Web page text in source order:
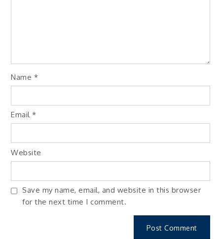
Name *
Email*
Website
Save my name, email, and website in this browser
for the next time I comment.